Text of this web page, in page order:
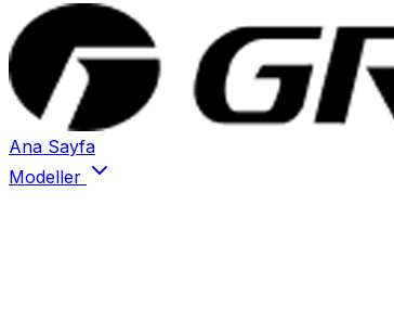
Ana Sayfa
Modeller